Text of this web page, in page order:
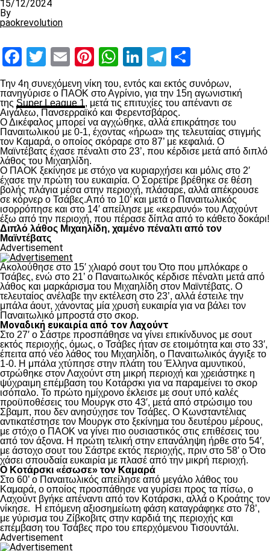
15/12/2024
By
paokrevolution
Facebook
Twitter
EmailPinterest
WhatsApp
LinkedIn
Telegram
Την 4η συνεχόμενη νίκη του, εντός και εκτός συνόρων,
πανηγύρισε ο ΠΑΟΚ στο Αγρίνιο, για την 15η αγωνιστική
της Super League 1, μετά τις επιτυχίες του απέναντι σε
Αιγάλεω, Πανσερραϊκό και Φερεντσβάρος.
Ο Δικέφαλος μπορεί να αγχώθηκε, αλλά επικράτησε του
Παναιτωλικού με 0-1, έχοντας «ήρωα» της τελευταίας στιγμής
τον Καμαρά, ο οποίος σκόραρε στο 87’ με κεφαλιά. Ο
Μαϊντέβατς έχασε πέναλτι στο 23’, που κέρδισε μετά από διπλό
λάθος του Μιχαηλίδη.
Ο ΠΑΟΚ ξεκίνησε με στόχο να κυριαρχήσει και μόλις στο 2′
έχασε την πρώτη του ευκαιρία. Ο Σορετίρε βρέθηκε σε θέση
βολής πλάγια μέσα στην περιοχή, πλάσαρε, αλλά απέκρουσε
σε κόρνερ ο Τσάβες.Από το 10’ και μετά ο Παναιτωλικός
ισορρόπησε και στο 14′ απείλησε με «κεραυνό» του Λαχούντ
έξω από την περιοχή, που πέρασε δίπλα από το κάθετο δοκάρι!
Διπλό λάθος Μιχαηλίδη, χαμένο πέναλτι από τον
Μαϊντέβατς
Advertisement
Ακολούθησε στο 15′ χλιαρό σουτ του Ότο που μπλόκαρε ο
Τσάβες, ενώ στο 21’ ο Παναιτωλικός κέρδισε πέναλτι μετά από
λάθος και μαρκάρισμα του Μιχαηλίδη στον Μαϊντέβατς. Ο
τελευταίος ανέλαβε την εκτέλεση στο 23’, αλλά έστειλε την
μπάλα άουτ, χάνοντας μία χρυσή ευκαιρία για να βάλει τον
Παναιτωλικό μπροστά στο σκορ.
Μοναδική ευκαιρία από τον Λαχούντ
Στο 27′ ο Σάστρε προσπάθησε να γίνει επικίνδυνος με σουτ
εκτός περιοχής, όμως, ο Τσάβες ήταν σε ετοιμότητα και στο 33′,
έπειτα από νέο λάθος του Μιχαηλίδη, ο Παναιτωλικός άγγιξε το
1-0. Η μπάλα χτύπησε στην πλάτη του Έλληνα αμυντικού,
στρώθηκε στον Λαχούντ στη μικρή περιοχή και χρειάστηκε η
ψύχραιμη επέμβαση του Κοτάρσκι για να παραμείνει το σκορ
ισόπαλο. Το πρώτο ημίχρονο έκλεισε με σουτ υπό καλές
προϋποθέσεις του Μουργκ στο 43′, μετά από στρώσιμο του
Σβαμπ, που δεν ανησύχησε τον Τσάβες. Ο Κωνσταντέλιας
αντικατέστησε τον Μουργκ στο ξεκίνημα του δευτέρου μέρους,
με στόχο ο ΠΑΟΚ να γίνει πιο ουσιαστικός στις επιθέσεις του
από τον άξονα. Η πρώτη τελική στην επανάληψη ήρθε στο 54′,
με άστοχο σουτ του Σάστρε εκτός περιοχής, πριν στο 58′ ο Ότο
χάσει σπουδαία ευκαιρία με πλασέ από την μικρή περιοχή.
Ο Κοτάρσκι «έσωσε» τον Καμαρά
Στο 60’ ο Παναιτωλικός απείλησε από μεγάλο λάθος του
Καμαρά, ο οποίος προσπάθησε να γυρίσει προς τα πίσω, ο
Λαχούντ βγήκε απέναντι από τον Κοτάρσκι, αλλά ο Κροάτης τον
νίκησε. Η επόμενη αξιοσημείωτη φάση καταγράφηκε στο 78’,
με γύρισμα του Ζίβκοβιτς στην καρδιά της περιοχής και
επέμβαση του Τσάβες προ του επερχόμενου Τισουντάλι.
Advertisement